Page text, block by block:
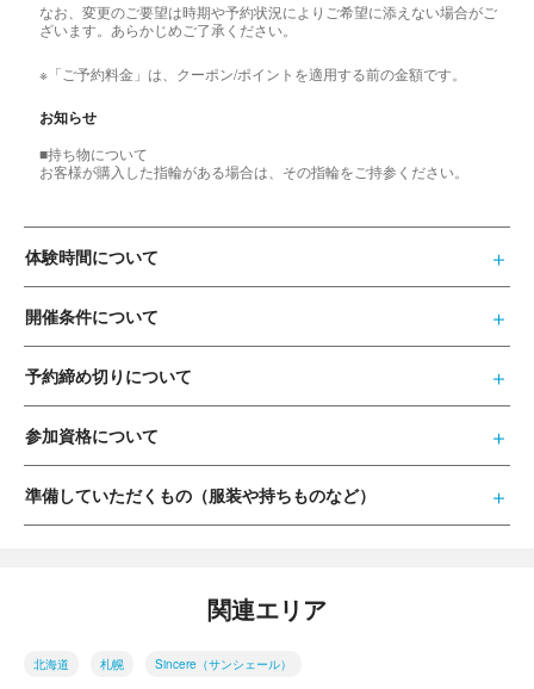
なお、変更のご要望は時期や予約状況によりご希望に添えない場合がご
ざいます。あらかじめご了承ください。
※「ご予約料金」は、クーポン/ポイントを適用する前の金額です。
お知らせ
■持ち物について
お客様が購入した指輪がある場合は、その指輪をご持参ください。
体験時間について
開催条件について
予約締め切りについて
参加資格について
準備していただくもの（服装や持ちものなど）
関連エリア
北海道 札幌 Sincere（サンシェール）